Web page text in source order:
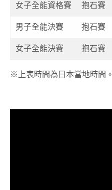
女子全能資格賽 抱石賽
男子全能決賽 抱石賽
女子全能決賽 抱石賽
※上表時間為日本當地時間。